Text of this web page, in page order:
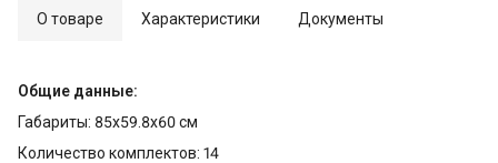
О товаре Характеристики Документы
Общие данные:
Габариты: 85x59.8x60 см
Количество комплектов: 14